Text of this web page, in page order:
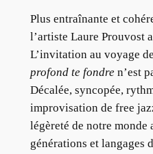
Plus entraînante et
l’artiste Laure Prouvost
L’invitation au voyage
profond te fondren’est
Décalée, syncopée,
improvisation de free
légèreté de notre monde
générations et langages